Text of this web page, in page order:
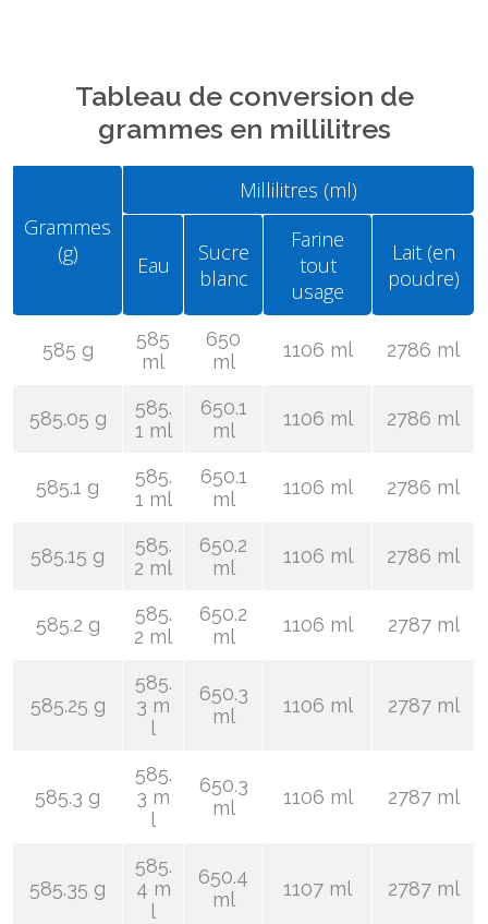
Tableau de conversion de
grammes en millilitres
Grammes
(g)
Millilitres (ml)
Eau
Sucre
blanc
Farine
tout
usage
Lait (en
poudre)
585 g
585
ml
650
ml
1106 ml 2786 ml
585.05 g
585.
1 ml
650.1
ml
1106 ml 2786 ml
585.1 g
585.
1 ml
650.1
ml
1106 ml 2786 ml
585.15 g
585.
2 ml
650.2
ml
1106 ml 2786 ml
585.2 g
585.
2 ml
650.2
ml
1106 ml 2787 ml
585.25 g
585.
3 m
l
650.3
ml
1106 ml 2787 ml
585.3 g
585.
3 m
l
650.3
ml
1106 ml 2787 ml
585.35 g
585.
4 m
l
650.4
ml
1107 ml 2787 ml